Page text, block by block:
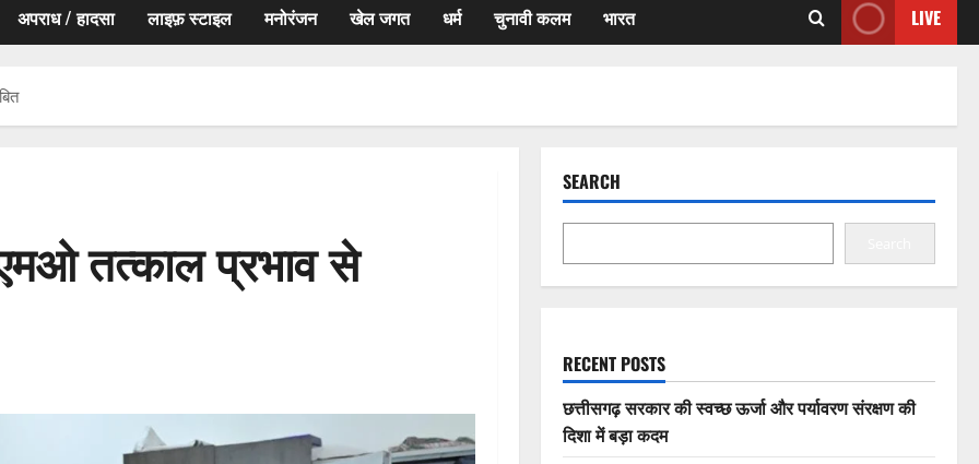
अपराध / हादसा लाइफ़ स्टाइल मनोरंजन खेल जगत धर्म चुनावी कलम भारत LIVE
तत्काल प्रभाव से
SEARCH
RECENT POSTS
छत्तीसगढ़ सरकार की स्वच्छ ऊर्जा और पर्यावरण संरक्षण की
दिशा में बड़ा कदम